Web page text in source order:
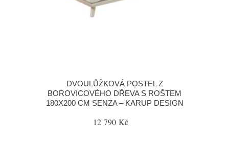
DVOULŮŽKOVÁ POSTEL Z
BOROVICOVÉHO DŘEVA S ROŠTEM
180X200 CM SENZA – KARUP DESIGN
12 790 Kč